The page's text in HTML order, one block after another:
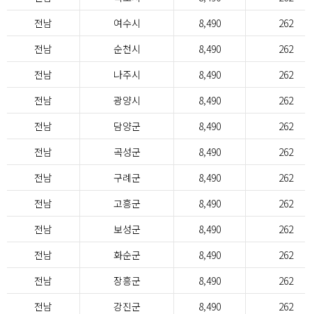
전남
여수시 8,490
262
전남
순천시 8,490
262
전남
나주시 8,490
262
전남
광양시 8,490
262
전남
담양군 8,490
262
전남
곡성군 8,490
262
전남
구례군 8,490
262
전남
고흥군 8,490
262
전남
보성군 8,490
262
전남
화순군 8,490
262
전남
장흥군 8,490
262
전남
강진군 8,490
262